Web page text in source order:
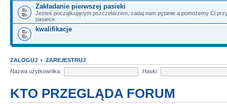
Zakładanie pierwszej pasieki
Jesteś początkującym pszczelarzem, zadaj nam pytanie a pomożemy Ci
pasiece
kwalifikacje
ZALOGUJ • ZAREJESTRUJ
Nazwa użytkownika:
Hasło:
KTO PRZEGLĄDA FORUM